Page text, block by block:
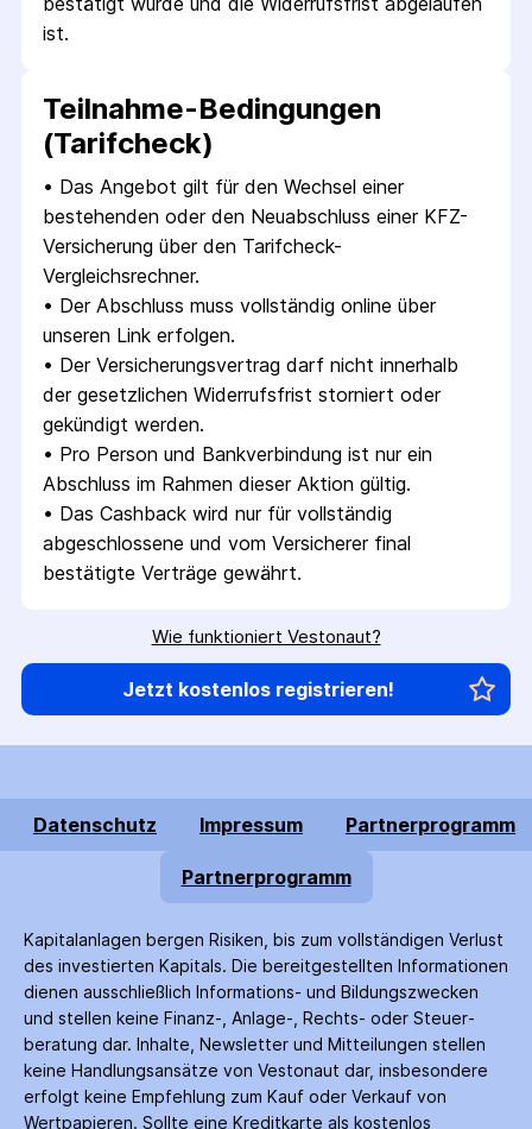
ist.
Teilnahme-Bedingungen
(Tarifcheck)
• Das Angebot gilt für den Wechsel einer
bestehenden oder den Neuabschluss einer KFZ-
Versicherung über den Tarifcheck-
Vergleichsrechner.
• Der Abschluss muss vollständig online über
unseren Link erfolgen.
• Der Versicherungsvertrag darf nicht innerhalb
der gesetzlichen Widerrufsfrist storniert oder
gekündigt werden.
• Pro Person und Bankverbindung ist nur ein
Abschluss im Rahmen dieser Aktion gültig.
• Das Cashback wird nur für vollständig
abgeschlossene und vom Versicherer final
bestätigte Verträge gewährt.
Wie funktioniert Vestonaut?
Jetzt kostenlos registrieren!
Datenschutz Impressum Partnerprogramm
Partnerprogramm
Kapitalanlagen bergen Risiken, bis zum voll­ständigen Verlust
des investierten Kapitals. Die bereitgestellten Informationen
dienen ausschließlich Informations- und Bildungs­zwecken
und stellen keine Finanz-, Anlage-, Rechts- oder Steuer­
beratung dar. Inhalte, Newsletter und Mitteilungen stellen
keine Handlungs­ansätze von Vestonaut dar, insbesondere
erfolgt keine Empfehlung zum Kauf oder Verkauf von
Wertpapieren. Sollte eine Kreditkarte als kostenlos